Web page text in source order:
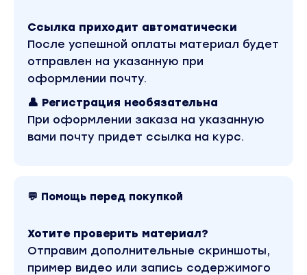
Ссылка приходит автоматически
После успешной оплаты материал будет
отправлен на указанную при
оформлении почту.
👤 Регистрация необязательна
При оформлении заказа на указанную
вами почту придет ссылка на курс.
💬 Помощь перед покупкой
Хотите проверить материал?
Отправим дополнительные скриншоты,
пример видео или запись содержимого